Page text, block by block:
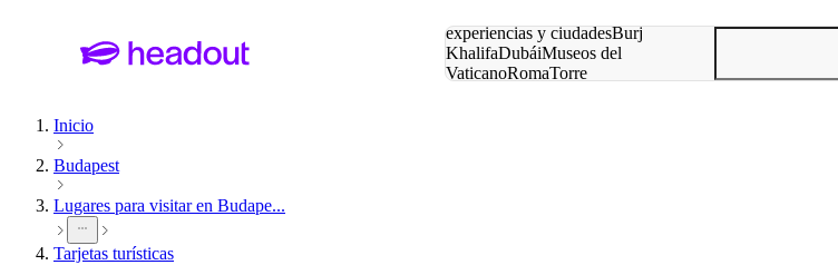
experiencias y ciudadesBurj
KhalifaDubáiMuseos del
VaticanoRomaTorre
Inicio
Budapest
Lugares para visitar en Budape...
Tarjetas turísticas